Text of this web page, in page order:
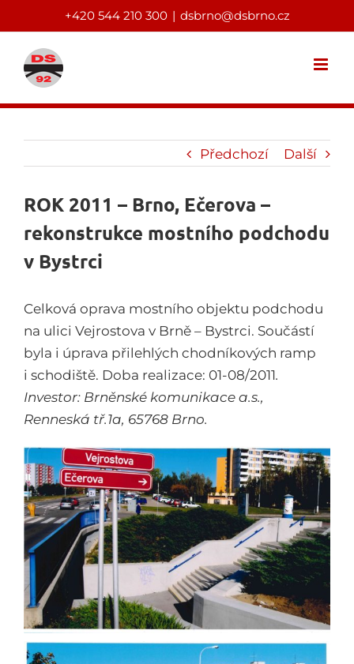
to
content
+420 544 210 300 | dsbrno@dsbrno.cz
Předchozí Další
ROK 2011 – Brno, Ečerova –
rekonstrukce mostního podchodu
v Bystrci
Celková oprava mostního objektu podchodu
na ulici Vejrostova v Brně – Bystrci. Součástí
byla i úprava přilehlých chodníkových ramp
i schodiště. Doba realizace: 01-08/2011.
Investor: Brněnské komunikace a.s.,
Renneská tř.1a, 65768 Brno.